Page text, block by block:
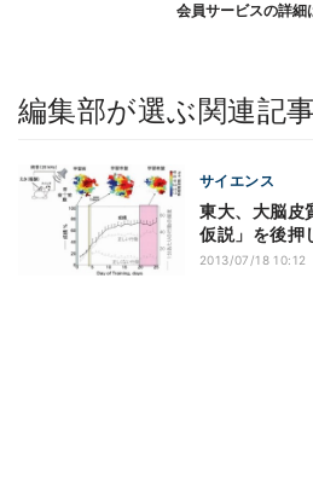
会員サービスの詳細
編集部が選ぶ関連記事
サイエンス
東大、大脳皮
仮説」を後押
2013/07/18 10:12